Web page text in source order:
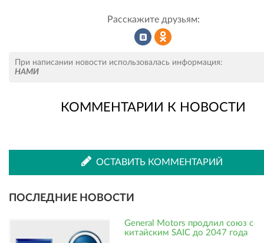
Расскажите друзьям:
во
ВКонтакте
Одноклассниках
При написании новости использовалась информация:
НАМИ
КОММЕНТАРИИ К НОВОСТИ
ОСТАВИТЬ КОММЕНТАРИЙ
ПОСЛЕДНИЕ НОВОСТИ
General Motors продлил союз с
китайским SAIC до 2047 года